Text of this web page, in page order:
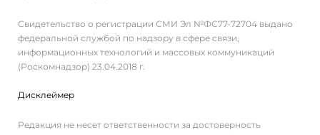
Свидетельство о регистрации СМИ Эл №ФС77-72704 выдано
федеральной службой по надзору в сфере связи,
информационных технологий и массовых коммуникаций
(Роскомнадзор) 23.04.2018 г.
Дисклеймер
Редакция не несет ответственности за достоверность